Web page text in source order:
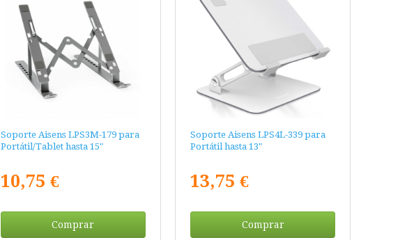
Soporte Aisens LPS3M-179 para
Portátil/Tablet hasta 15"
10,75 €
Comprar
Soporte Aisens LPS4L-339 para
Portátil hasta 13"
13,75 €
Comprar